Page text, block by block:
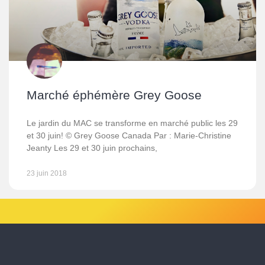
Marché éphémère Grey Goose
Le jardin du MAC se transforme en marché public les 29
et 30 juin! © Grey Goose Canada Par : Marie-Christine
Jeanty Les 29 et 30 juin prochains,
23 juin 2018